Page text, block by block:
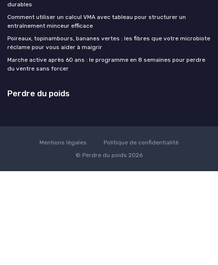
durables
Comment utiliser un calcul VMA avec tableau pour structurer un
entraînement minceur efficace
Poireaux, topinambours, bananes vertes : les fibres que votre microbiote
réclame pour vous aider à maigrir
Marche active après 60 ans : le programme en 8 semaines pour perdre
du ventre sans forcer
Perdre du poids
Mentions légales
Politique de confidentialité
© Perdre du poids 2026